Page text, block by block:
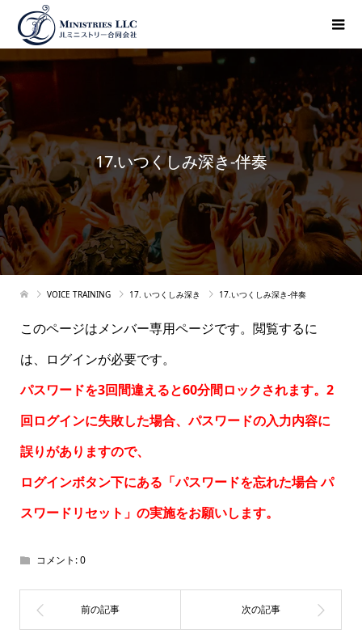
17.いつくしみ深き-伴奏
VOICE TRAINING 17. いつくしみ深き 17.いつくしみ深き-伴奏
このページはメンバー専用ページです。閲覧するに
は、ログインが必要です。
パスワードを3回間違えると60分間ロックされます。2
回ログインに失敗した場合、パスワードの入力内容に
誤りがありますので、
ログインボタン下にある「パスワードを忘れた場合パ
スワードリセット 」の実施をお願いします。
コメント:0